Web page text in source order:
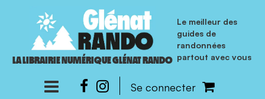
LA LIBRAIRIE NUMÉRIQUE GLÉNAT RANDO
Le meilleur des
guides de
randonnées
partout avec vous
Se connecter